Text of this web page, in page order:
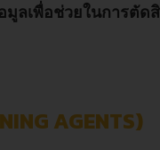
มูลเพื่อช่วยในการตั
AGENTS)